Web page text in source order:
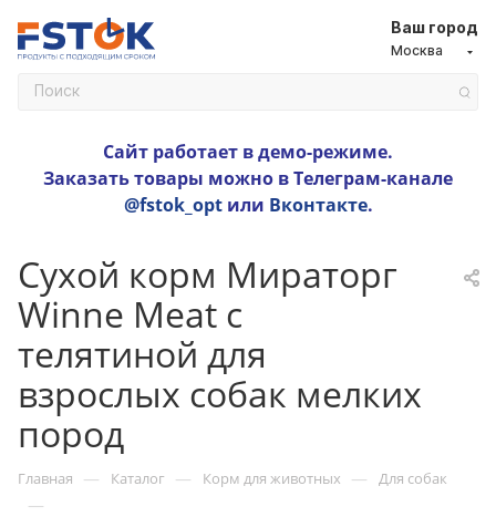
Ваш город
Москва
Сайт работает в демо-режиме.
Заказать товары можно в Телеграм-канале
@fstok_optили Вконтакте.
Сухой корм Мираторг
Winne Meat с
телятиной для
взрослых собак мелких
пород
Главная — Каталог — Корм для животных — Для собак
—